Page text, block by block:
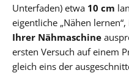
Unterfaden) etwa 10 cm
eigentliche „Nähen
Ihrer Nähmaschine
ersten Versuch auf einem
gleich eins der